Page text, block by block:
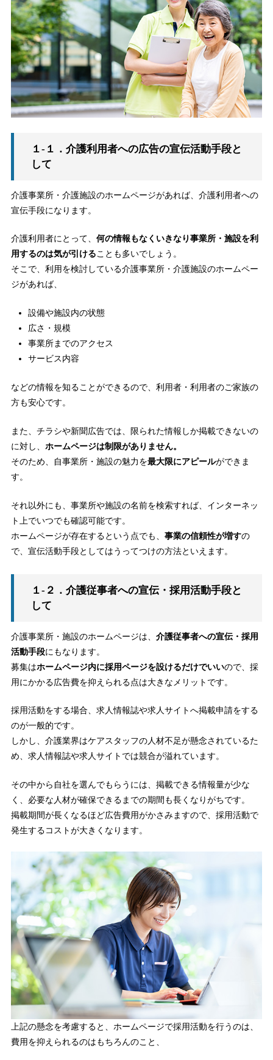
１-１．介護利用者への広告の宣伝活動手段と
して
介護事業所・介護施設のホームページがあれば、介護利用者への
宣伝手段になります。
介護利用者にとって、 何の情報もなくいきなり事業所・施設を利
用するのは気が引けることも多いでしょう。
そこで、利用を検討している介護事業所・介護施設のホームペー
ジがあれば、
設備や施設内の状態
広さ・規模
事業所までのアクセス
サービス内容
などの情報を知ることができるので、利用者・利用者のご家族の
方も安心です。
また、チラシや新聞広告では、限られた情報しか掲載できないの
に対し、 ホームページは制限がありません。
そのため、自事業所・施設の魅力を最大限にアピールができま
す。
それ以外にも、事業所や施設の名前を検索すれば、インターネッ
ト上でいつでも確認可能です。
ホームページが存在するという点でも、 事業の信頼性が増すの
で、宣伝活動手段としてはうってつけの方法といえます。
１-２．介護従事者への宣伝・採用活動手段と
して
介護事業所・施設のホームページは、 介護従事者への宣伝・採用
活動手段にもなります。
募集はホームページ内に採用ページを設けるだけでいいので、採
用にかかる広告費を抑えられる点は大きなメリットです。
採用活動をする場合、求人情報誌や求人サイトへ掲載申請をする
のが一般的です。
しかし、介護業界はケアスタッフの人材不足が懸念されているた
め、求人情報誌や求人サイトでは競合が溢れています。
その中から自社を選んでもらうには、掲載できる情報量が少な
く、必要な人材が確保できるまでの期間も長くなりがちです。
掲載期間が長くなるほど広告費用がかさみますので、採用活動で
発生するコストが大きくなります。
上記の懸念を考慮すると、ホームページで採用活動を行うのは、
費用を抑えられるのはもちろんのこと、